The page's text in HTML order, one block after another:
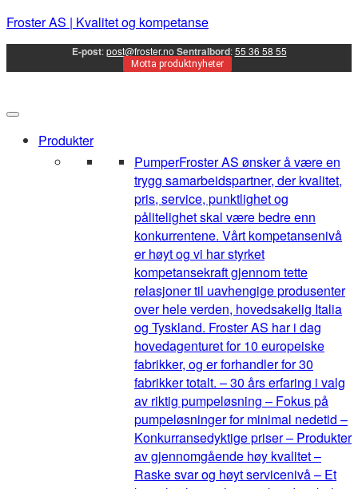
Froster AS | Kvalitet og kompetanse
E-post:post@froster.no Sentralbord:55 36 58 55
Motta produktnyheter
Produkter
PumperFroster AS ønsker å være en
trygg samarbeidspartner, der kvalitet,
pris, service, punktlighet og
pålitelighet skal være bedre enn
konkurrentene. Vårt kompetansenivå
er høyt og vi har styrket
kompetansekraft gjennom tette
relasjoner til uavhengige produsenter
over hele verden, hovedsakelig Italia
og Tyskland. Froster AS har i dag
hovedagenturet for 10 europeiske
fabrikker, og er forhandler for 30
fabrikker totalt. – 30 års erfaring i valg
av riktig pumpeløsning – Fokus på
pumpeløsninger for minimal nedetid –
Konkurransedyktige priser – Produkter
av gjennomgående høy kvalitet –
Raske svar og høyt servicenivå – Et